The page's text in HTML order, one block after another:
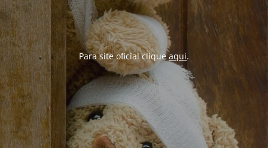
Para site oficial cliqueaqui.